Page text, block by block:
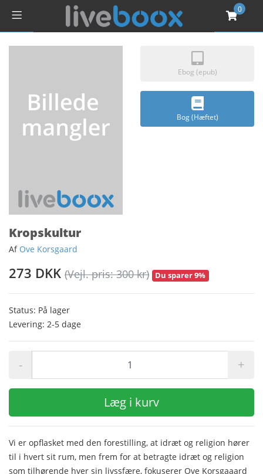
0
Ebog (epub)
Bog (Hæftet)
Kropskultur
Af Ove Korsgaard
273 DKK (Vejl. pris: 300 kr) Du sparer 9%
Status: På lager
Levering: 2-5 dage
- +
Læg i kurv
Vi er opflasket med den forestilling, at idræt og religion hører
til i hvert sit rum, men frem for at betragte idræt og religion
som tilhørende hver sin livssfære, fokuserer Ove Korsgaaard